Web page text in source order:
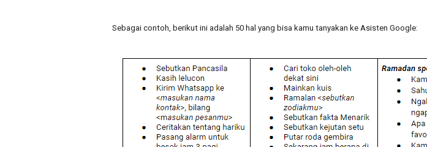
Sebagai contoh, berikut ini adalah 50 hal yang bisa kamu tanyakan ke Asisten Google: